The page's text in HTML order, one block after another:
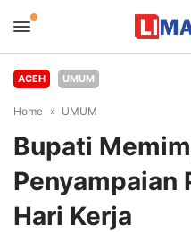
ACEH UMUM
Home UMUM
Bupati
Penyampaian
Hari Kerja